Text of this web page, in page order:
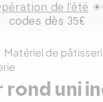
de l'été
codes dès 35€
Matériel de
uni